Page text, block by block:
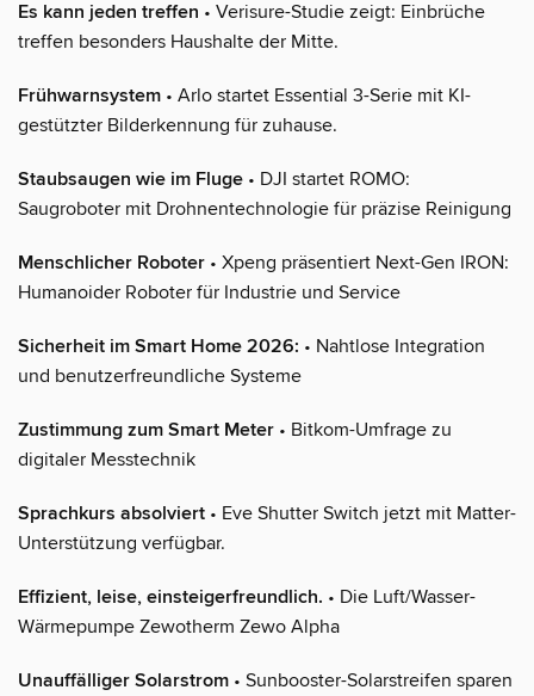
Es kann jeden treffen • Verisure-Studie zeigt: Einbrüche
treffen besonders Haushalte der Mitte.
Frühwarnsystem • Arlo startet Essential 3-Serie mit KI-
gestützter Bilderkennung für zuhause.
Staubsaugen wie im Fluge • DJI startet ROMO:
Saugroboter mit Drohnentechnologie für präzise Reinigung
Menschlicher Roboter • Xpeng präsentiert Next-Gen IRON:
Humanoider Roboter für Industrie und Service
Sicherheit im Smart Home 2026: • Nahtlose Integration
und benutzerfreundliche Systeme
Zustimmung zum Smart Meter • Bitkom-Umfrage zu
digitaler Messtechnik
Sprachkurs absolviert • Eve Shutter Switch jetzt mit Matter-
Unterstützung verfügbar.
Effizient, leise, einsteigerfreundlich. • Die Luft/Wasser-
Wärmepumpe Zewotherm Zewo Alpha
Unauffälliger Solarstrom • Sunbooster-Solarstreifen sparen